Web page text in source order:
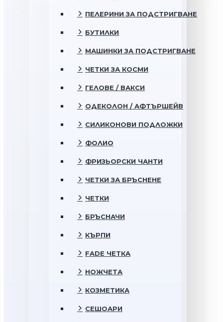
ПЕЛЕРИНИ ЗА ПОДСТРИГВАНЕ
БУТИЛКИ
МАШИНКИ ЗА ПОДСТРИГВАНЕ
ЧЕТКИ ЗА КОСМИ
ГЕЛОВЕ / ВАКСИ
ОДЕКОЛОН / АФТЪРШЕЙВ
СИЛИКОНОВИ ПОДЛОЖКИ
ФОЛИО
ФРИЗЬОРСКИ ЧАНТИ
ЧЕТКИ ЗА БРЪСНЕНЕ
ЧЕТКИ
БРЪСНАЧИ
КЪРПИ
FADE ЧЕТКА
НОЖЧЕТА
КОЗМЕТИКА
СЕШОАРИ